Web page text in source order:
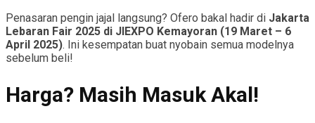
Penasaran pengin jajal langsung? Ofero bakal hadir di Jakarta
Lebaran Fair 2025 di JIEXPO Kemayoran (19 Maret – 6
April 2025). Ini kesempatan buat nyobain semua modelnya
sebelum beli!
Harga? Masih Masuk Akal!